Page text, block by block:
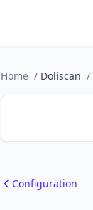
Home / Doliscan /
Configuration